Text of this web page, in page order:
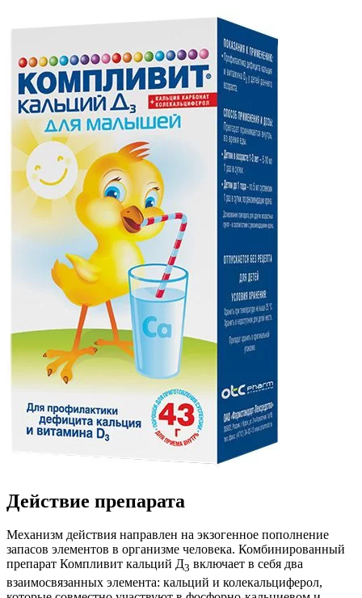
Действие препарата
Механизм действия направлен на экзогенное пополнение
запасов элементов в организме человека. Комбинированный
препарат Компливит кальций Д3 включает в себя два
взаимосвязанных элемента: кальций и колекальциферол,